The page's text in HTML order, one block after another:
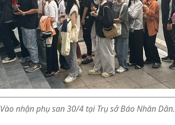
Vào nhận phụ san 30/4 tại Trụ sở Báo Nhân Dân.